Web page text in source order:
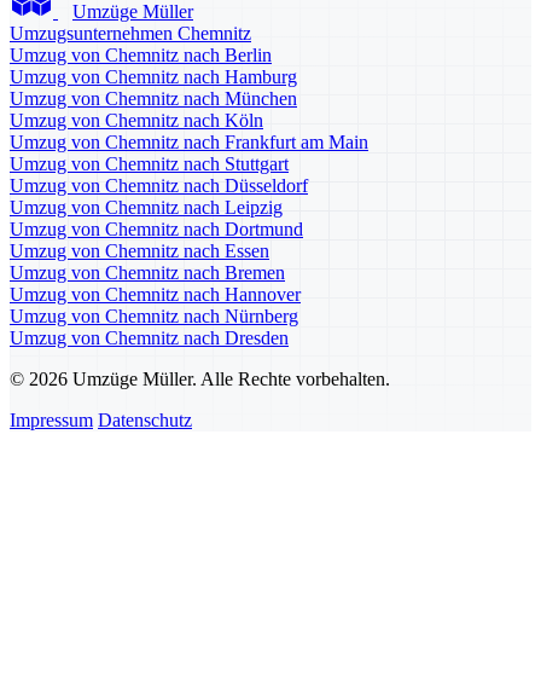
Umzüge Müller
Umzugsunternehmen Chemnitz
Umzug von Chemnitz nach Berlin
Umzug von Chemnitz nach Hamburg
Umzug von Chemnitz nach München
Umzug von Chemnitz nach Köln
Umzug von Chemnitz nach Frankfurt am Main
Umzug von Chemnitz nach Stuttgart
Umzug von Chemnitz nach Düsseldorf
Umzug von Chemnitz nach Leipzig
Umzug von Chemnitz nach Dortmund
Umzug von Chemnitz nach Essen
Umzug von Chemnitz nach Bremen
Umzug von Chemnitz nach Hannover
Umzug von Chemnitz nach Nürnberg
Umzug von Chemnitz nach Dresden
© 2026 Umzüge Müller. Alle Rechte vorbehalten.
Impressum Datenschutz